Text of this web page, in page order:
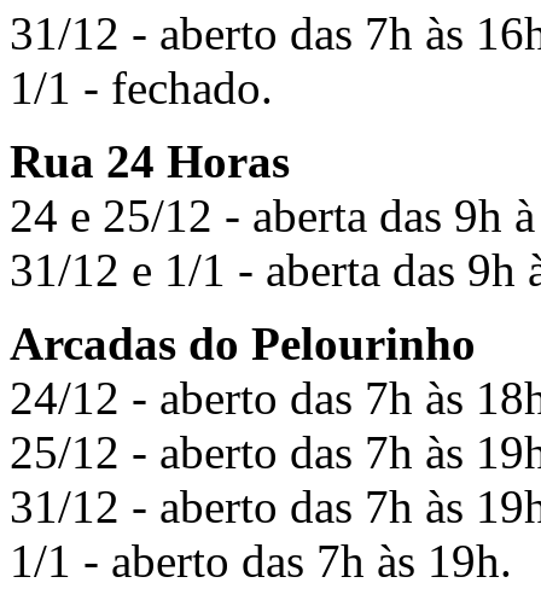
31/12 - aberto das 7h às
1/1 - fechado.
Rua 24 Horas
24 e 25/12 - aberta das 9h
31/12 e 1/1 - aberta das 9h
Arcadas do Pelourinho
24/12 - aberto das 7h às
25/12 - aberto das 7h às
31/12 - aberto das 7h às
1/1 - aberto das 7h às 19h.